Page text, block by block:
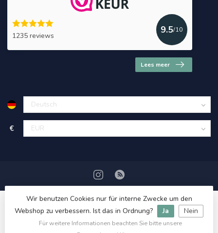
1235 reviews
9.5/10
Lees meer
€
Wir benutzen Cookies nur für interne Zwecke um den
Webshop zu verbessern. Ist das in Ordnung?
Ja Nein
Für weitere Informationen beachten Sie bitte unsere